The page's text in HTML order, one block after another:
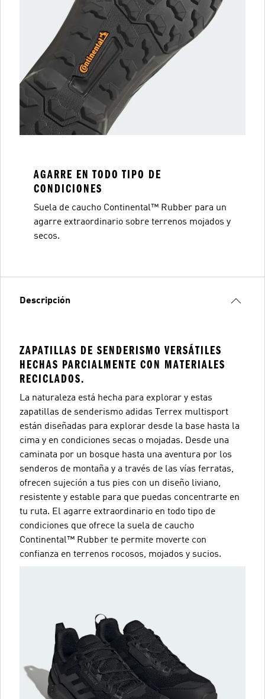
AGARRE EN TODO TIPO DE
CONDICIONES
Suela de caucho Continental™ Rubber para un
agarre extraordinario sobre terrenos mojados y
secos.
Descripción
ZAPATILLAS DE SENDERISMO VERSÁTILES
HECHAS PARCIALMENTE CON MATERIALES
RECICLADOS.
La naturaleza está hecha para explorar y estas
zapatillas de senderismo adidas Terrex multisport
están diseñadas para explorar desde la base hasta la
cima y en condiciones secas o mojadas. Desde una
caminata por un bosque hasta una aventura por los
senderos de montaña y a través de las vías ferratas,
ofrecen sujeción a tus pies con un diseño liviano,
resistente y estable para que puedas concentrarte en
tu ruta. El agarre extraordinario en todo tipo de
condiciones que ofrece la suela de caucho
Continental™ Rubber te permite moverte con
confianza en terrenos rocosos, mojados y sucios.